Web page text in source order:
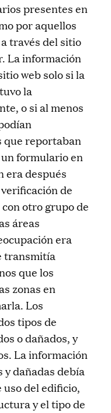
presentes en
por aquellos
través del sitio
La información
web solo si la
la
o si al menos
que reportaban
formulario en
era después
de
otro grupo de
áreas
era
transmitía
que los
zonas en
Los
tipos de
o dañados, y
La información
y dañadas debía
del edificio,
y el tipo de